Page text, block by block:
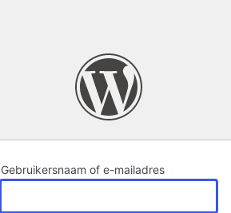
Gebruikersnaam of e-mailadres